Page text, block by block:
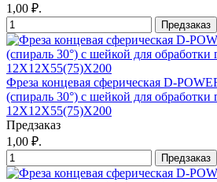
1,00 ₽.
Предзаказ
Фреза концевая сферическая D-
(спираль 30°) с шейкой для обработки
12X12X55(75)X200
Предзаказ
1,00 ₽.
Предзаказ